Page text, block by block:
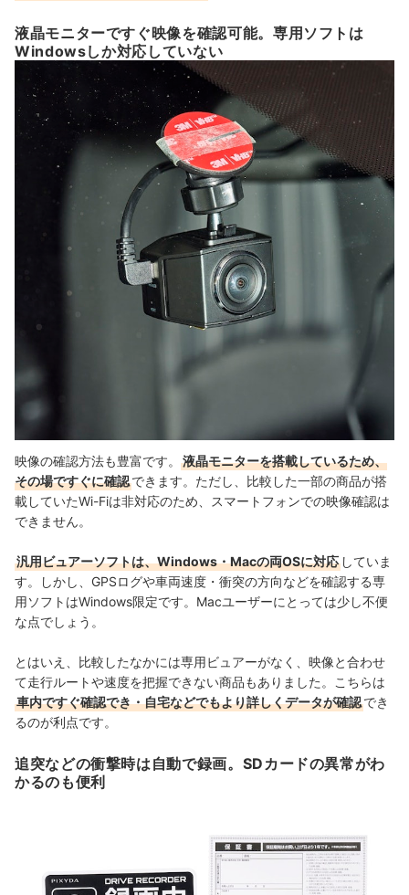
液晶モニターですぐ映像を確認可能。専用ソフトは
Windowsしか対応していない
映像の確認方法も豊富です。
液晶モニターを搭載しているため、
その場ですぐに確認できます。ただし、 比較した一部の商品が搭
載していたWi-Fiは非対応のため、スマートフォンでの映像確認は
できません。
汎用ビュアーソフトは、Windows・Macの両OSに対応 していま
す。しかし、GPSログや車両速度・ 衝突の方向などを確認する専
用ソフトはWindows限定です。Macユーザーにとっては少し不便
な点でしょう。
とはいえ、比較したなかには専用ビュアーがなく、映像と合わせ
て走行ルートや速度を把握できない商品もありました。こちらは
車内ですぐ確認でき・自宅などでもより詳しくデータが確認でき
るのが利点です。
追突などの衝撃時は自動で録画。SDカードの異常がわ
かるのも便利